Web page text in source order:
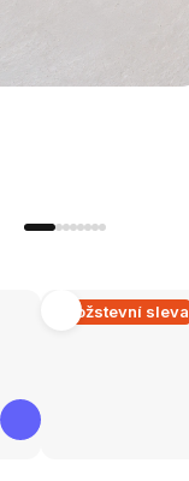
Množstevní sleva